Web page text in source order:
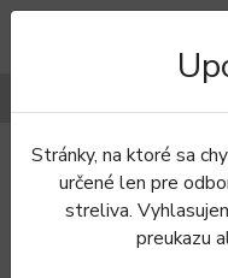
Úvod Tričká Pánske
PÁNSKE
Stránky, na ktoré sa
určené len pre
streliva.
preukazu